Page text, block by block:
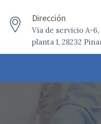
Dirección
Vía de servicio A-6,
planta 1, 28232